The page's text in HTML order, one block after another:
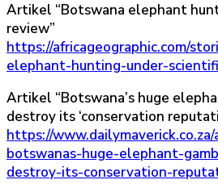
Artikel “Botswana elephant
review”
https://africageographic.com/
elephant-hunting-under-
Artikel “Botswana’s huge
destroy its ‘conservation
https://
botswanas-huge-elephant-
destroy-its-conservation-